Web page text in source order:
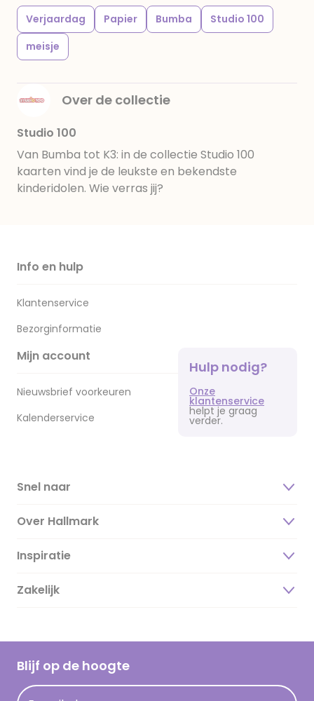
Verjaardag Papier Bumba
Studio 100
meisje
Over de collectie
Studio 100
Van Bumba tot K3: in de collectie Studio 100
kaarten vind je de leukste en bekendste
kinderidolen. Wie verras jij?
Info en hulp
Klantenservice
Bezorginformatie
Mijn account
Nieuwsbrief voorkeuren
Kalenderservice
Hulp nodig?
Onze
klantenservice
helpt je graag
verder.
Snel naar
Over Hallmark
Over ons
Duurzaamheid
Hallmark Kaartclub
Acties
Inspiratie
Magazine
Cadeau inspiratie
Kaartinspiratie
Zakelijk
Blijf op de hoogte